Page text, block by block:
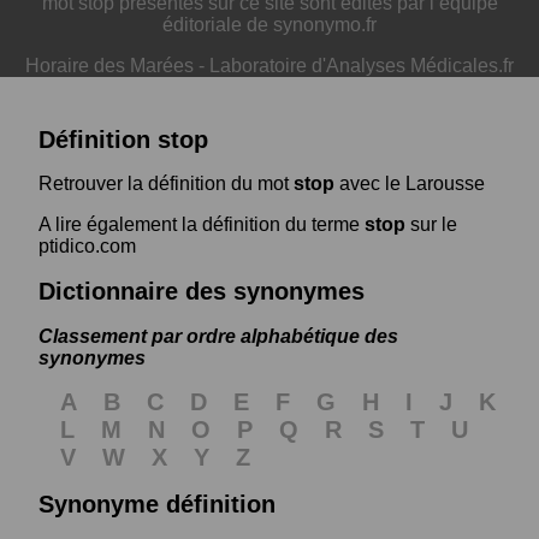
éditoriale de synonymo.fr
Horaire des Marées - Laboratoire d'Analyses Médicales.fr
Définition stop
Retrouver la définition du motstop avec le Larousse
A lire également la définition du terme stop sur le
ptidico.com
Dictionnaire des synonymes
Classement par ordre alphabétique des
synonymes
A B C D E F G H I J
K
L
M N O P Q R S T
U
V
W X Y
Z
Synonyme définition